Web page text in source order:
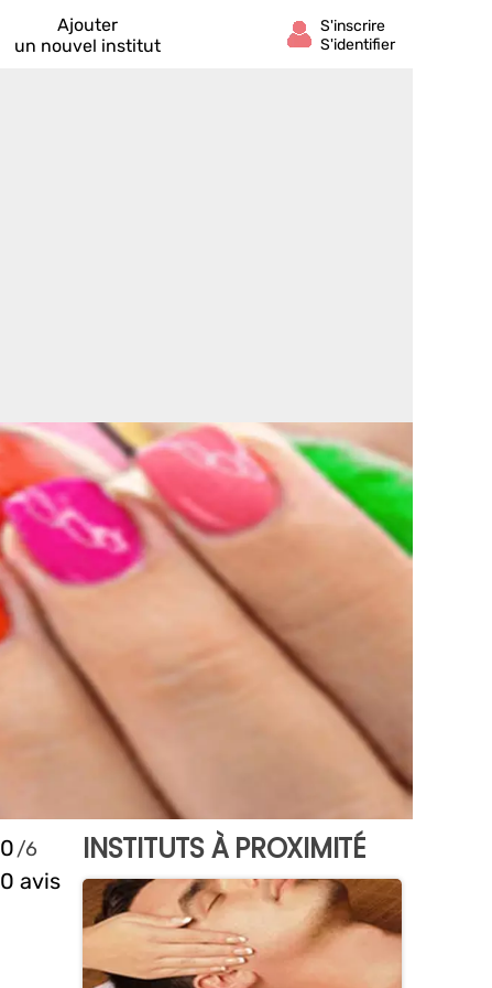
Ajouter
un nouvel institut
0
0 avis
INSTITUTS À PROXIMITÉ